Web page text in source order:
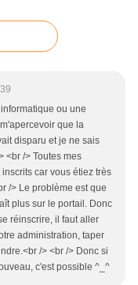
ou une
que la
disparu et je ne sais
<br /> Toutes mes
car vous étiez très
/> Le problème est que
plus sur le portail. Donc
réinscrire, il faut aller
administration, taper
/> <br /> Donc si
c'est possible ^_^